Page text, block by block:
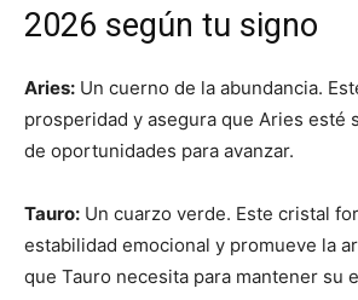
2026 según tu signo
Aries: Un cuerno de la abundancia.
prosperidad y asegura que Aries esté
de oportunidades para avanzar.
Tauro: Un cuarzo verde. Este cristal
estabilidad emocional y promueve la
que Tauro necesita para mantener su